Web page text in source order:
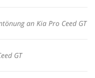
an Kia Pro Ceed GT
GT